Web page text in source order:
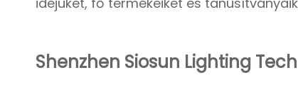
Shenzhen Siosun Lighting